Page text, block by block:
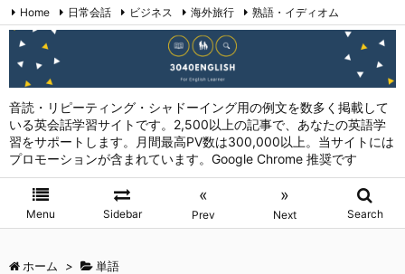
音読・リピーティング・シャドーイング用の例文を数多く掲載して
いる英会話学習サイトです。2,500以上の記事で、あなたの英語学
習をサポートします。月間最高PV数は300,000以上。当サイトには
プロモーションが含まれています。Google Chrome 推奨です
Menu Sidebar
«
Prev
»
Next Search
Home 日常会話 ビジネス 海外旅行
熟語・イディオム
英会話表現 (日本語→英語)
お問い合わせ
ホーム > 単語